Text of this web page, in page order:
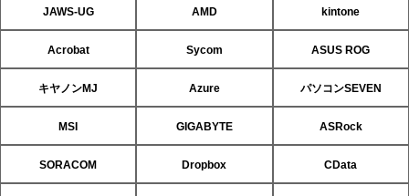
JAWS-UG AMD kintone
Acrobat Sycom ASUS ROG
キヤノンMJ Azure パソコンSEVEN
MSI GIGABYTE ASRock
SORACOM Dropbox CData